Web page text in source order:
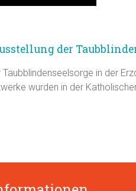
der
in der
wurden in der